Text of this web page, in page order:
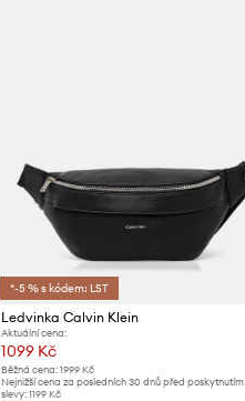
*-5 % s kódem: LST
Ledvinka Calvin Klein
Aktuální cena:
1099 Kč
Běžná cena: 1999 Kč
Nejnižší cena za posledních 30 dnů před poskytnutím
slevy: 1199 Kč